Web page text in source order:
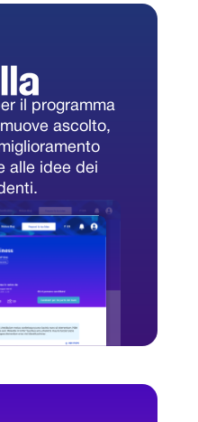
il programma
ascolto,
alle idee dei